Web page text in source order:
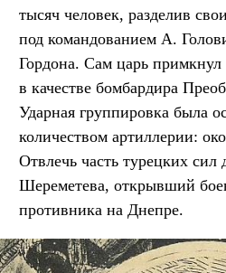
тысяч человек, разделив
под командованием А.
Гордона. Сам царь примкнул
в качестве бомбардира
Ударная группировка была
количеством артиллерии:
Отвлечь часть турецких
Шереметева, открывший
противника на Днепре.